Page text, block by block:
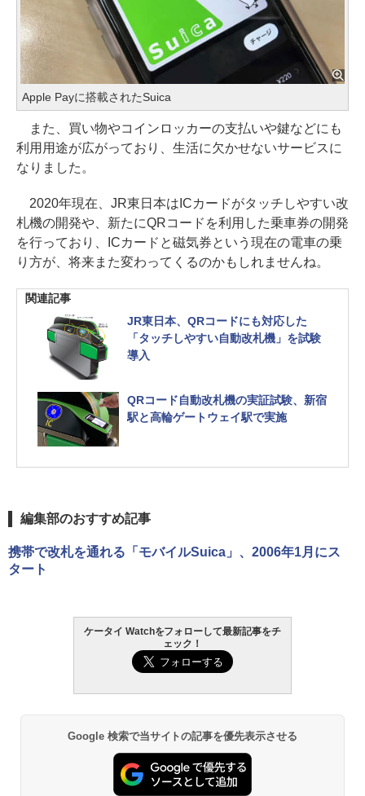
Apple Payに搭載されたSuica
また、買い物やコインロッカーの支払いや鍵などにも
利用用途が広がっており、生活に欠かせないサービスに
なりました。
2020年現在、JR東日本はICカードがタッチしやすい改
札機の開発や、新たにQRコードを利用した乗車券の開発
を行っており、ICカードと磁気券という現在の電車の乗
り方が、将来また変わってくるのかもしれませんね。
関連記事
JR東日本、QRコードにも対応した
「タッチしやすい自動改札機」を試験
導入
QRコード自動改札機の実証試験、新宿
駅と高輪ゲートウェイ駅で実施
編集部のおすすめ記事
携帯で改札を通れる「モバイルSuica」、2006年1月にス
タート
ケータイ Watchをフォローして最新記事をチ
ェック！
Google 検索で当サイトの記事を優先表示させる